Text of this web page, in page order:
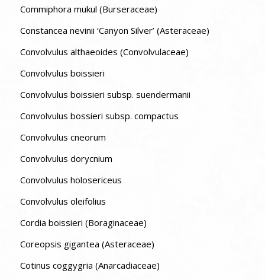
Commiphora mukul (Burseraceae)
Constancea nevinii ‘Canyon Silver’ (Asteraceae)
Convolvulus althaeoides (Convolvulaceae)
Convolvulus boissieri
Convolvulus boissieri subsp. suendermanii
Convolvulus bossieri subsp. compactus
Convolvulus cneorum
Convolvulus dorycnium
Convolvulus holosericeus
Convolvulus oleifolius
Cordia boissieri (Boraginaceae)
Coreopsis gigantea (Asteraceae)
Cotinus coggygria (Anarcadiaceae)